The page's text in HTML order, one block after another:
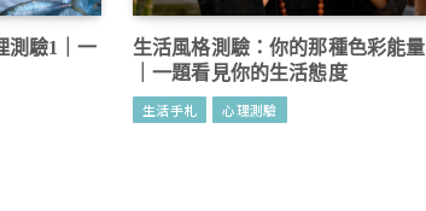
測驗1｜一
生活風格測驗：你的那種色彩能量
｜一題看見你的生活態度
生活手札 心理測驗